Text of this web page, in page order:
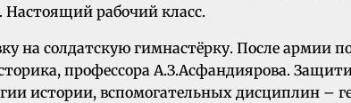
Настоящий рабочий класс.
на солдатскую гимнастёрку. После армии
профессора А.З.Асфандиярова.
истории, вспомогательных дисциплин –